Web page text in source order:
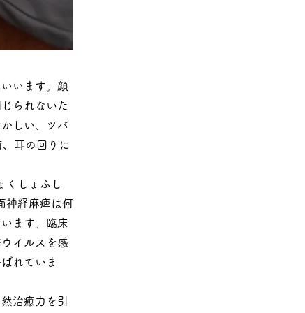
います。顔
られないた
しい、ツバ
耳の回りに
くしょふし
神経麻痺は何
ます。臨床
イルスを感
れていま
治癒力を引